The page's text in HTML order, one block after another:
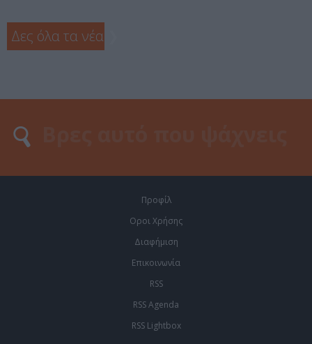
Δες όλα τα νέα
Προφίλ
Οροι Χρήσης
Διαφήμιση
Επικοινωνία
RSS
RSS Agenda
RSS Lightbox